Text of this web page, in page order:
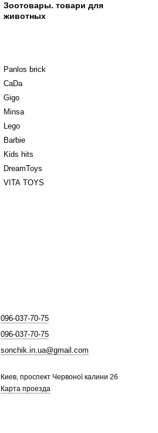
Зоотовары. товари для
животных
Panlos brick
CaDa
Gigo
Minsa
Lego
Barbie
Kids hits
DreamToys
VITA TOYS
096-037-70-75
096-037-70-75
sonchik.in.ua@gmail.com
Киев, проспект Червоної калини 26
Карта проезда